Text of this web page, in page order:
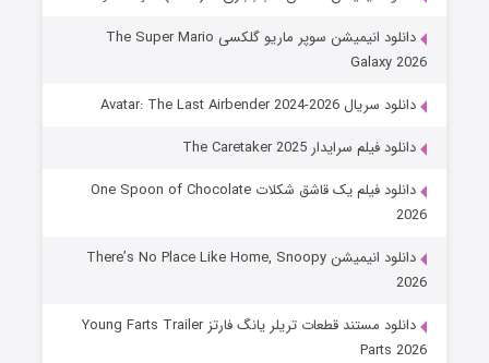
دانلود انیمیشن سوپر ماریو گلکسی The Super Mario
Galaxy 2026
دانلود سریال Avatar: The Last Airbender 2024-2026
دانلود فیلم سرایدار The Caretaker 2025
دانلود فیلم یک قاشق شکلات One Spoon of Chocolate
2026
دانلود انیمیشن There’s No Place Like Home, Snoopy
2026
دانلود مستند قطعات تریلر یانگ فارتز Young Farts Trailer
Parts 2026